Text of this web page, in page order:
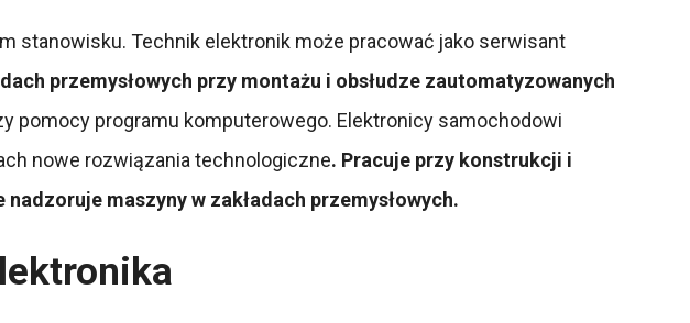
stanowisku. Technik elektronik może pracować jako serwisant
przemysłowych przy montażu i obsłudze zautomatyzowanych
pomocy programu komputerowego. Elektronicy samochodowi
nowe rozwiązania technologiczne. Pracuje przy konstrukcji i
maszyny w zakładach przemysłowych.